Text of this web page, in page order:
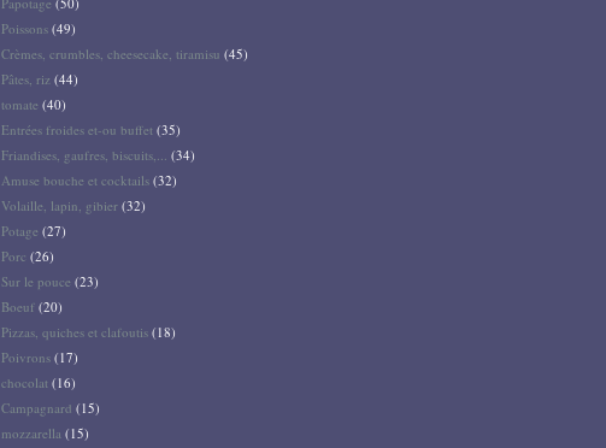
Poissons (49)
Crèmes, crumbles, cheesecake, tiramisu (45)
Pâtes, riz (44)
tomate (40)
Entrées froides et-ou buffet (35)
Friandises, gaufres, biscuits,... (34)
Amuse bouche et cocktails (32)
Volaille, lapin, gibier (32)
Potage (27)
Porc (26)
Sur le pouce (23)
Boeuf (20)
Pizzas, quiches et clafoutis (18)
Poivrons (17)
chocolat (16)
Campagnard (15)
mozzarella (15)